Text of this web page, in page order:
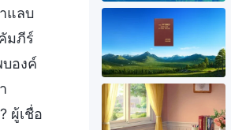
แลบ
มภีร์
องค์
ผู้เชื่อ